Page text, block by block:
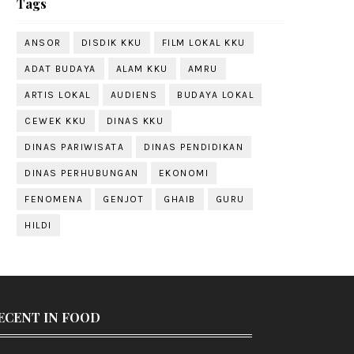
Tags
ANSOR DISDIK KKU FILM LOKAL KKU
ADAT BUDAYA ALAM KKU AMRU
ARTIS LOKAL AUDIENS BUDAYA LOKAL
CEWEK KKU DINAS KKU
DINAS PARIWISATA DINAS PENDIDIKAN
DINAS PERHUBUNGAN EKONOMI
FENOMENA GENJOT GHAIB GURU
HILDI
IN FOOD